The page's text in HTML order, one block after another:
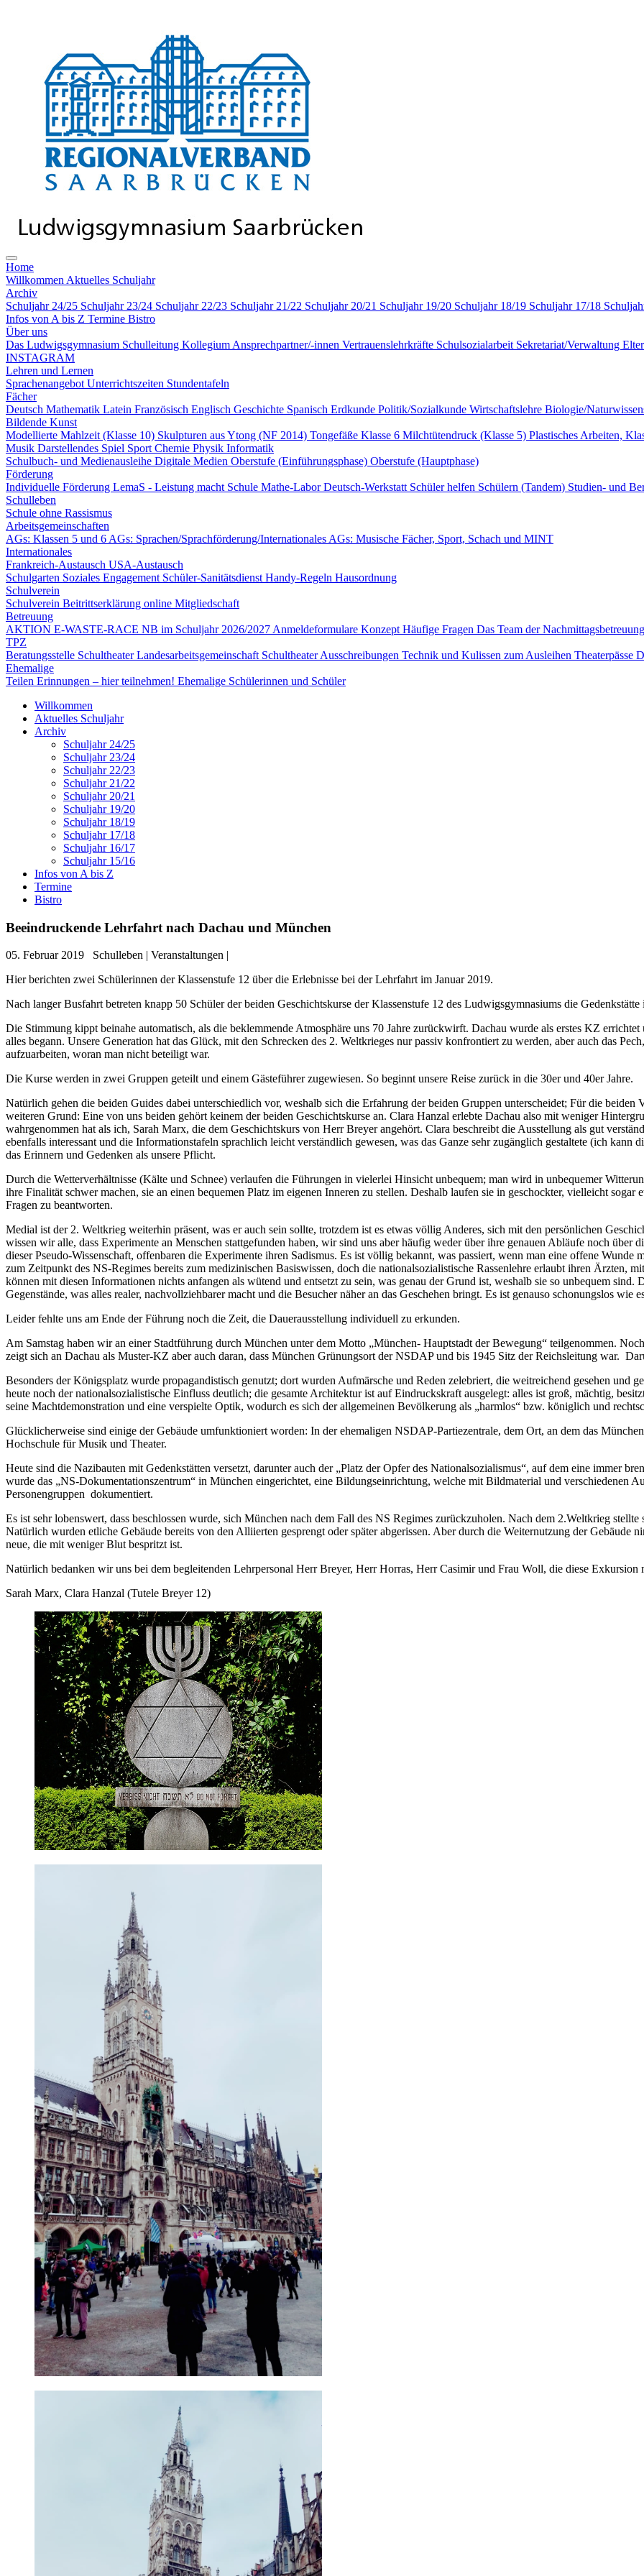
Home
Willkommen Aktuelles Schuljahr
Archiv
Schuljahr 24/25 Schuljahr 23/24 Schuljahr 22/23 Schuljahr 21/22 Schuljahr 20/21 Schuljahr 19/20 Schuljahr 18/19 Schuljahr 17/18
Infos von A bis Z Termine Bistro
Über uns
Das Ludwigsgymnasium Schulleitung Kollegium Ansprechpartner/-innen Vertrauenslehrkräfte Schulsozialarbeit Sekretariat/Verwaltung
INSTAGRAM
Lehren und Lernen
Sprachenangebot Unterrichtszeiten Stundentafeln
Fächer
Deutsch Mathematik Latein Französisch Englisch Geschichte Spanisch Erdkunde Politik/Sozialkunde Wirtschaftslehre Biologie/
Bildende Kunst
Modellierte Mahlzeit (Klasse 10) Skulpturen aus Ytong (NF 2014) Tongefäße Klasse 6 Milchtütendruck (Klasse 5) Plastisches Arbeiten,
Musik Darstellendes Spiel Sport Chemie Physik Informatik
Schulbuch- und Medienausleihe Digitale Medien Oberstufe (Einführungsphase) Oberstufe (Hauptphase)
Förderung
Individuelle Förderung LemaS - Leistung macht Schule Mathe-LaborDeutsch-Werkstatt Schüler helfen Schülern (Tandem) Studien- und
Schulleben
Schule ohne Rassismus
Arbeitsgemeinschaften
AGs: Klassen 5 und 6 AGs: Sprachen/Sprachförderung/Internationales AGs: Musische Fächer, Sport, Schach und MINT
Internationales
Frankreich-Austausch USA-Austausch
Schulgarten Soziales Engagement Schüler-Sanitätsdienst Handy-Regeln Hausordnung
Schulverein
Schulverein Beitrittserklärung online Mitgliedschaft
Betreuung
AKTION E-WASTE-RACE NB im Schuljahr 2026/2027 Anmeldeformulare Konzept Häufige Fragen Das Team der
TPZ
Beratungsstelle SchultheaterLandesarbeitsgemeinschaft SchultheaterAusschreibungen Technik und Kulissen zum Ausleihen Theaterpässe
Ehemalige
Teilen Erinnungen – hier teilnehmen! Ehemalige Schülerinnen und Schüler
Willkommen
Aktuelles Schuljahr
Archiv
Schuljahr 24/25
Schuljahr 23/24
Schuljahr 22/23
Schuljahr 21/22
Schuljahr 20/21
Schuljahr 19/20
Schuljahr 18/19
Schuljahr 17/18
Schuljahr 16/17
Schuljahr 15/16
Infos von A bis Z
Termine
Bistro
Beeindruckende Lehrfahrt nach Dachau und München
05. Februar 2019
Schulleben | Veranstaltungen |
Hier berichten zwei Schülerinnen der Klassenstufe 12 über die Erlebnisse bei der Lehrfahrt im Januar 2019.
Nach langer Busfahrt betreten knapp 50 Schüler der beiden Geschichtskurse der Klassenstufe 12 des Ludwigsgymnasiums die Gedenkstätte
Die Stimmung kippt beinahe automatisch, als die beklemmende Atmosphäre uns 70 Jahre zurückwirft. Dachau wurde als erstes KZ
alles begann. Unsere Generation hat das Glück, mit den Schrecken des 2. Weltkrieges nur passiv konfrontiert zu werden, aber auch das
aufzuarbeiten, woran man nicht beteiligt war.
Die Kurse werden in zwei Gruppen geteilt und einem Gästeführer zugewiesen. So beginnt unsere Reise zurück in die 30er und 40er Jahre.
Natürlich gehen die beiden Guides dabei unterschiedlich vor, weshalb sich die Erfahrung der beiden Gruppen unterscheidet; Für die beiden
weiteren Grund: Eine von uns beiden gehört keinem der beiden Geschichtskurse an. Clara Hanzal erlebte Dachau also mit weniger
wahrgenommen hat als ich, Sarah Marx, die dem Geschichtskurs von Herr Breyer angehört. Clara beschreibt die Ausstellung als gut
ebenfalls interessant und die Informationstafeln sprachlich leicht verständlich gewesen, was das Ganze sehr zugänglich gestaltete (ich kann
das Erinnern und Gedenken als unsere Pflicht.
Durch die Wetterverhältnisse (Kälte und Schnee) verlaufen die Führungen in vielerlei Hinsicht unbequem; man wird in unbequemer
ihre Finalität schwer machen, sie an einen bequemen Platz im eigenen Inneren zu stellen. Deshalb laufen sie in geschockter, vielleicht
Fragen zu beantworten.
Medial ist der 2. Weltkrieg weiterhin präsent, was er auch sein sollte, trotzdem ist es etwas völlig Anderes, sich mit den persönlichen
wissen wir alle, dass Experimente an Menschen stattgefunden haben, wir sind uns aber häufig weder über ihre genauen Abläufe noch über
dieser Pseudo-Wissenschaft, offenbaren die Experimente ihren Sadismus. Es ist völlig bekannt, was passiert, wenn man eine offene
zum Zeitpunkt des NS-Regimes bereits zum medizinischen Basiswissen, doch die nationalsozialistische Rassenlehre erlaubt ihren Ärzten,
können mit diesen Informationen nichts anfangen als wütend und entsetzt zu sein, was genau der Grund ist, weshalb sie so unbequem
Gegenstände, was alles realer, nachvollziehbarer macht und die Besucher näher an das Geschehen bringt. Es ist genauso schonungslos wie
Leider fehlte uns am Ende der Führung noch die Zeit, die Dauerausstellung individuell zu erkunden.
Am Samstag haben wir an einer Stadtführung durch München unter dem Motto „München- Hauptstadt der Bewegung“ teilgenommen.
zeigt sich an Dachau als Muster-KZ aber auch daran, dass München Grünungsort der NSDAP und bis 1945 Sitz der Reichsleitung war.
Besonders der Königsplatz wurde propagandistisch genutzt; dort wurden Aufmärsche und Reden zelebriert, die weitreichend gesehen und
heute noch der nationalsozialistische Einfluss deutlich; die gesamte Architektur ist auf Eindruckskraft ausgelegt: alles ist groß, mächtig,
seine Machtdemonstration und eine verspielte Optik, wodurch es sich der allgemeinen Bevölkerung als „harmlos“ bzw. königlich und
Glücklicherweise sind einige der Gebäude umfunktioniert worden: In der ehemaligen NSDAP-Partiezentrale, dem Ort, an dem das
Hochschule für Musik und Theater.
Heute sind die Nazibauten mit Gedenkstätten versetzt, darunter auch der „Platz der Opfer des Nationalsozialismus“, auf dem eine immer
wurde das „NS-Dokumentationszentrum“ in München eingerichtet, eine Bildungseinrichtung, welche mit Bildmaterial und verschiedenen
Personengruppen dokumentiert.
Es ist sehr lobenswert, dass beschlossen wurde, sich München nach dem Fall des NS Regimes zurückzuholen. Nach dem 2.Weltkrieg
Natürlich wurden etliche Gebäude bereits von den Alliierten gesprengt oder später abgerissen. Aber durch die Weiternutzung der Gebäude
neue, die mit weniger Blut bespritzt ist.
Natürlich bedanken wir uns bei dem begleitenden Lehrpersonal Herr Breyer, Herr Horras, Herr Casimir und Frau Woll, die diese Exkursion
Sarah Marx, Clara Hanzal (Tutele Breyer 12)